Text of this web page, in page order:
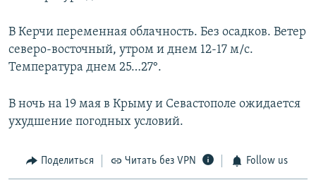
В Керчи переменная облачность. Без осадков. Ветер
северо-восточный, утром и днем 12-17 м/с.
Температура днем 25…27°.
В ночь на 19 мая в Крыму и Севастополе ожидается
ухудшение погодных условий.
Поделиться Читать без VPN Follow us